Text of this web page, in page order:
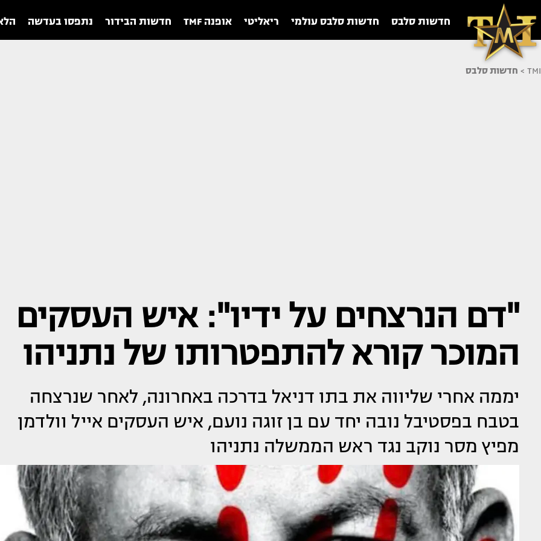
חדשות סלבס חדשות סלבס עולמי ריאליטי אופנה TMF חדשות הבידור נתפסו בעדשה
TMI
> חדשות סלבס
"דם הנרצחים על ידיו": איש העסקים
המוכר קורא להתפטרותו של נתניהו
יממה אחרי שליווה את בתו דניאל בדרכה באחרונה, לאחר שנרצחה
בטבח בפסטיבל נובה יחד עם בן זוגה נועם, איש העסקים אייל וולדמן
מפיץ מסר נוקב נגד ראש הממשלה נתניהו